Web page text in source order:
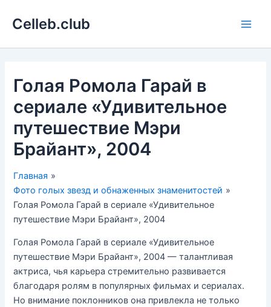
Celleb.club
Голая Ромола Гарай в
сериале «Удивительное
путешествие Мэри
Брайант», 2004
Главная
Фото голых звезд и обнаженных знаменитостей
Голая Ромола Гарай в сериале «Удивительное
путешествие Мэри Брайант», 2004
Голая Ромола Гарай в сериале «Удивительное
путешествие Мэри Брайант», 2004 — талантливая
актриса, чья карьера стремительно развивается
благодаря ролям в популярных фильмах и сериалах.
Но внимание поклонников она привлекла не только